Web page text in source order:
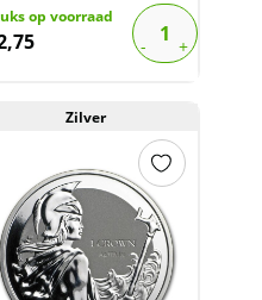
op voorraad
Zilver